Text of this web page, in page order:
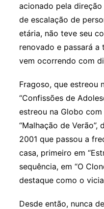
acionado pela
de escalação de
etária, não teve seu
renovado e passará
vem ocorrendo com
Fragoso, que estreou
“Confissões de
estreou na Globo
“Malhação de Verão”,
2001 que passou a
casa, primeiro em
sequência, em “O
destaque como o
Desde então, nunca